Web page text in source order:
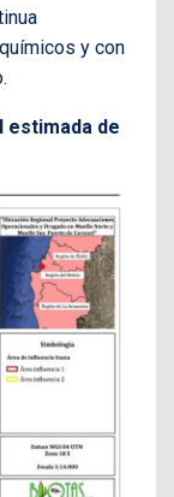
y con
estimada de